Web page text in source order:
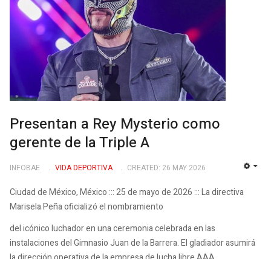
Presentan a Rey Mysterio como
gerente de la Triple A
INFOBAE VIDA DEPORTIVA CREATED: 26 MAY 2026
Ciudad de México, México ::: 25 de mayo de 2026 ::: La directiva
Marisela Peña oficializó el nombramiento
del icónico luchador en una ceremonia celebrada en las
instalaciones del Gimnasio Juan de la Barrera. El gladiador asumirá